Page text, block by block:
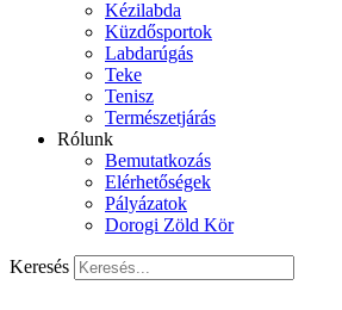
Kézilabda
Küzdősportok
Labdarúgás
Teke
Tenisz
Természetjárás
Rólunk
Bemutatkozás
Elérhetőségek
Pályázatok
Dorogi Zöld Kör
Keresés